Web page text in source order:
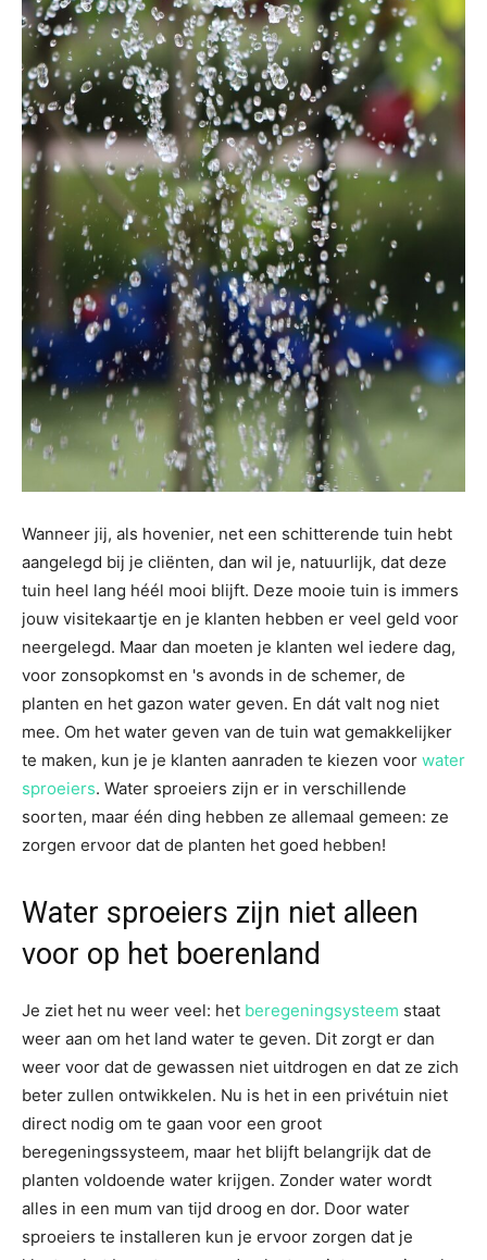
Wanneer jij, als hovenier, net een schitterende tuin hebt
aangelegd bij je cliënten, dan wil je, natuurlijk, dat deze
tuin heel lang héél mooi blijft. Deze mooie tuin is immers
jouw visitekaartje en je klanten hebben er veel geld voor
neergelegd. Maar dan moeten je klanten wel iedere dag,
voor zonsopkomst en 's avonds in de schemer, de
planten en het gazon water geven. En dát valt nog niet
mee. Om het water geven van de tuin wat gemakkelijker
te maken, kun je je klanten aanraden te kiezen voor water
sproeiers. Water sproeiers zijn er in verschillende
soorten, maar één ding hebben ze allemaal gemeen: ze
zorgen ervoor dat de planten het goed hebben!
Water sproeiers zijn niet alleen
voor op het boerenland
Je ziet het nu weer veel: het beregeningsysteem staat
weer aan om het land water te geven. Dit zorgt er dan
weer voor dat de gewassen niet uitdrogen en dat ze zich
beter zullen ontwikkelen. Nu is het in een privétuin niet
direct nodig om te gaan voor een groot
beregeningssysteem, maar het blijft belangrijk dat de
planten voldoende water krijgen. Zonder water wordt
alles in een mum van tijd droog en dor. Door water
sproeiers te installeren kun je ervoor zorgen dat je